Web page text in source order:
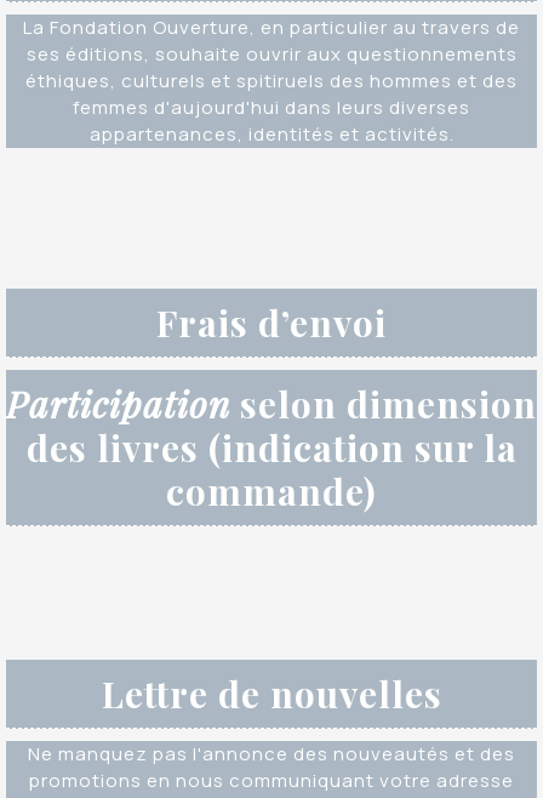
La Fondation Ouverture, en particulier au travers de
ses éditions, souhaite ouvrir aux questionnements
éthiques, culturels et spitiruels des hommes et des
femmes d'aujourd'hui dans leurs diverses
appartenances, identités et activités.
Frais d’envoi
Participation selon dimension
des livres (indication sur la
commande)
Lettre de nouvelles
Ne manquez pas l'annonce des nouveautés et des
promotions en nous communiquant votre adresse